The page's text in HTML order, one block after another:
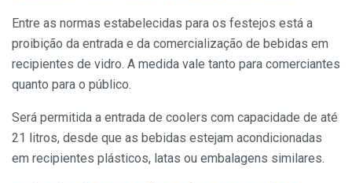
Entre as normas estabelecidas para os festejos está a
proibição da entrada e da comercialização de bebidas em
recipientes de vidro. A medida vale tanto para comerciantes
quanto para o público.
Será permitida a entrada de coolers com capacidade de até
21 litros, desde que as bebidas estejam acondicionadas
em recipientes plásticos, latas ou embalagens similares.